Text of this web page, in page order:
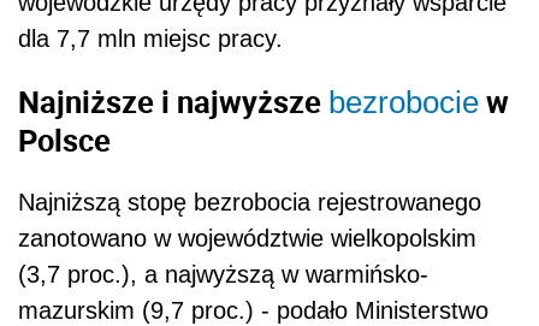
dla 7,7 mln miejsc pracy.
Najniższe i najwyższe bezrobocie w
Polsce
Najniższą stopę bezrobocia rejestrowanego
zanotowano w województwie wielkopolskim
(3,7 proc.), a najwyższą w warmińsko-
mazurskim (9,7 proc.) - podało Ministerstwo